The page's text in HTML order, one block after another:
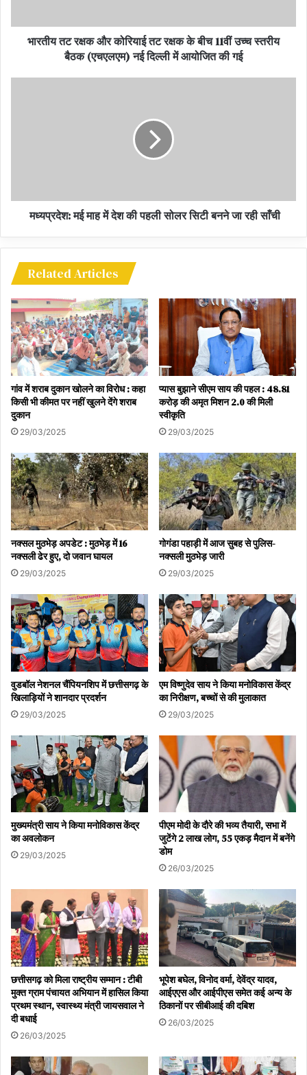
भारतीय तट रक्षक और कोरियाई तट रक्षक के बीच 11वीं उच्च स्तरीय
बैठक (एचएलएम) नई दिल्ली में आयोजित की गई
मध्यप्रदेश: मई माह में देश की पहली सोलर सिटी बनने जा रही साँची
Related Articles
गांव में शराब दुकान खोलने का विरोध : कहा
किसी भी कीमत पर नहीं खुलने देंगे शराब
दुकान
29/03/2025
प्यास बुझाने सीएम साय की पहल : 48.81
करोड़ की अमृत मिशन 2.0 की मिली
स्वीकृति
29/03/2025
नक्सल मुठभेड़ अपडेट : मुठभेड़ में 16
नक्सली ढेर हुए, दो जवान घायल
29/03/2025
गोगंडा पहाड़ी में आज सुबह से पुलिस-
नक्सली मुठभेड़ जारी
29/03/2025
वुडबॉल नेशनल चैंपियनशिप में छत्तीसगढ़ के
खिलाड़ियों ने शानदार प्रदर्शन
29/03/2025
एम विष्णुदेव साय ने किया मनोविकास केंद्र
का निरीक्षण, बच्चों से की मुलाकात
29/03/2025
मुख्यमंत्री साय ने किया मनोविकास केंद्र
का अवलोकन
29/03/2025
पीएम मोदी के दौरे की भव्य तैयारी, सभा में
जुटेंगे 2 लाख लोग, 55 एकड़ मैदान में बनेंगे
डोम
26/03/2025
छत्तीसगढ़ को मिला राष्ट्रीय सम्मान : टीबी
मुक्त ग्राम पंचायत अभियान में हासिल किया
प्रथम स्थान, स्वास्थ्य मंत्री जायसवाल ने
दी बधाई
26/03/2025
भूपेश बघेल, विनोद वर्मा, देवेंद्र यादव,
आईएएस और आईपीएस समेत कई अन्य के
ठिकानों पर सीबीआई की दबिश
26/03/2025